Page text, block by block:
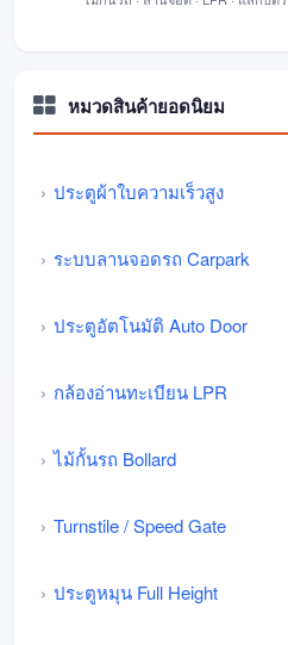
หมวดสินค้ายอดนิยม
ประตูผ้าใบความเร็วสูง
ระบบลานจอดรถ Carpark
ประตูอัตโนมัติ Auto Door
กล้องอ่านทะเบียน LPR
ไม้กั้นรถ Bollard
Turnstile / Speed Gate
ประตูหมุน Full Height